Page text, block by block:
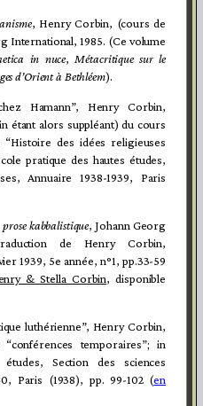
, Henry Corbin, (cours de
International, 1985. (Ce volume
in nuce,Métacritique sur le
d’Orient à Bethléem).
Hamann”, Henry Corbin,
étant alors suppléant) du cours
des idées religieuses
pratique des hautes études,
Annuaire 1938-1939, Paris
kabbalistique, Johann Georg
de Henry Corbin,
1939, 5e année, n°1, pp.33-59
& Stella Corbin, disponible
luthérienne”, Henry Corbin,
temporaires”; in
Section des sciences
Paris (1938), pp. 99-102 (en